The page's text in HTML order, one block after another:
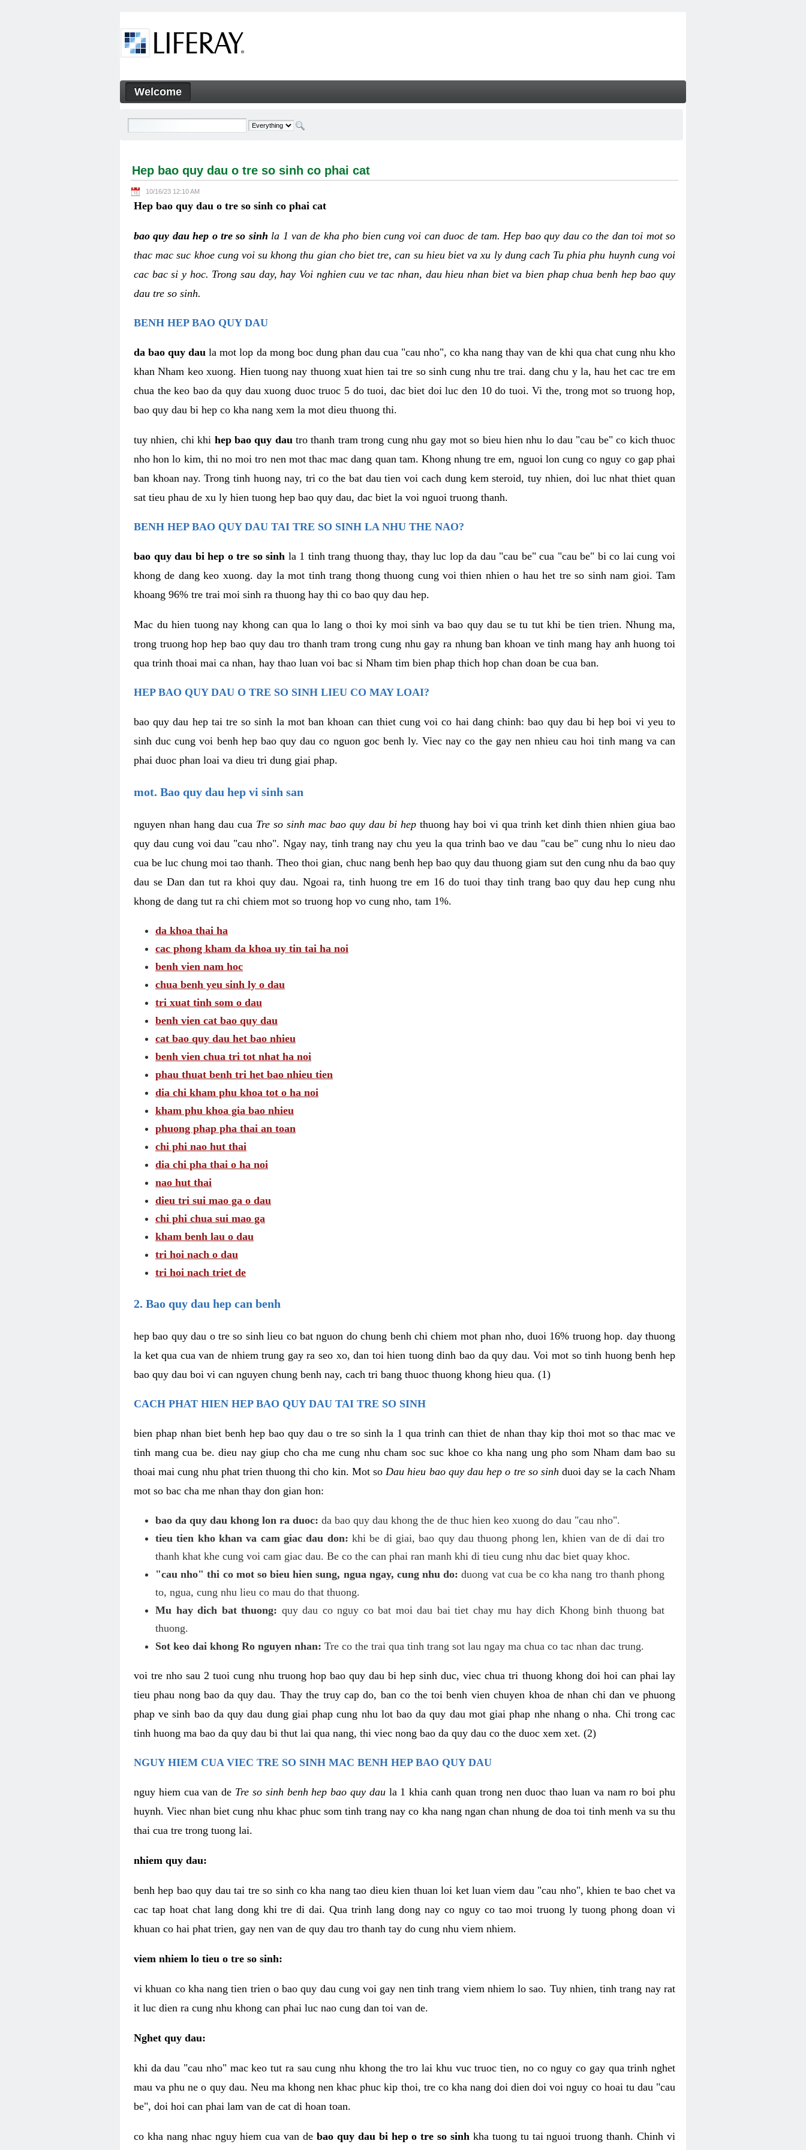
Hep bao quy dau o tre so sinh co phai cat - Welcome
Navigation
Welcome
Hep bao quy dau o tre so sinh co phai cat
10/16/23 12:10 AM
Hep bao quy dau o tre so sinh co phai cat
bao quy dau hep o tre so sinh la 1 van de kha pho bien cung voi can duoc de tam. Hep bao quy dau co the dan toi mot so
thac mac suc khoe cung voi su khong thu gian cho biet tre, can su hieu biet va xu ly dung cach Tu phia phu huynh cung voi
cac bac si y hoc. Trong sau day, hay Voi nghien cuu ve tac nhan, dau hieu nhan biet va bien phap chua benh hep bao quy
dau tre so sinh.
BENH HEP BAO QUY DAU
da bao quy dau la mot lop da mong boc dung phan dau cua "cau nho", co kha nang thay van de khi qua chat cung nhu kho
khan Nham keo xuong. Hien tuong nay thuong xuat hien tai tre so sinh cung nhu tre trai. dang chu y la, hau het cac tre em
chua the keo bao da quy dau xuong duoc truoc 5 do tuoi, dac biet doi luc den 10 do tuoi. Vi the, trong mot so truong hop,
bao quy dau bi hep co kha nang xem la mot dieu thuong thi.
tuy nhien, chi khi hep bao quy dau tro thanh tram trong cung nhu gay mot so bieu hien nhu lo dau "cau be" co kich thuoc
nho hon lo kim, thi no moi tro nen mot thac mac dang quan tam. Khong nhung tre em, nguoi lon cung co nguy co gap phai
ban khoan nay. Trong tinh huong nay, tri co the bat dau tien voi cach dung kem steroid, tuy nhien, doi luc nhat thiet quan
sat tieu phau de xu ly hien tuong hep bao quy dau, dac biet la voi nguoi truong thanh.
BENH HEP BAO QUY DAU TAI TRE SO SINH LA NHU THE NAO?
bao quy dau bi hep o tre so sinh la 1 tinh trang thuong thay, thay luc lop da dau "cau be" cua "cau be" bi co lai cung voi
khong de dang keo xuong. day la mot tinh trang thong thuong cung voi thien nhien o hau het tre so sinh nam gioi. Tam
khoang 96% tre trai moi sinh ra thuong hay thi co bao quy dau hep.
Mac du hien tuong nay khong can qua lo lang o thoi ky moi sinh va bao quy dau se tu tut khi be tien trien. Nhung ma,
trong truong hop hep bao quy dau tro thanh tram trong cung nhu gay ra nhung ban khoan ve tinh mang hay anh huong toi
qua trinh thoai mai ca nhan, hay thao luan voi bac si Nham tim bien phap thich hop chan doan be cua ban.
HEP BAO QUY DAU O TRE SO SINH LIEU CO MAY LOAI?
bao quy dau hep tai tre so sinh la mot ban khoan can thiet cung voi co hai dang chinh: bao quy dau bi hep boi vi yeu to
sinh duc cung voi benh hep bao quy dau co nguon goc benh ly. Viec nay co the gay nen nhieu cau hoi tinh mang va can
phai duoc phan loai va dieu tri dung giai phap.
mot. Bao quy dau hep vi sinh san
nguyen nhan hang dau cua Tre so sinh mac bao quy dau bi hep thuong hay boi vi qua trinh ket dinh thien nhien giua bao
quy dau cung voi dau "cau nho". Ngay nay, tinh trang nay chu yeu la qua trinh bao ve dau "cau be" cung nhu lo nieu dao
cua be luc chung moi tao thanh. Theo thoi gian, chuc nang benh hep bao quy dau thuong giam sut den cung nhu da bao quy
dau se Dan dan tut ra khoi quy dau. Ngoai ra, tinh huong tre em 16 do tuoi thay tinh trang bao quy dau hep cung nhu
khong de dang tut ra chi chiem mot so truong hop vo cung nho, tam 1%.
da khoa thai ha
cac phong kham da khoa uy tin tai ha noi
benh vien nam hoc
chua benh yeu sinh ly o dau
tri xuat tinh som o dau
benh vien cat bao quy dau
cat bao quy dau het bao nhieu
benh vien chua tri tot nhat ha noi
phau thuat benh tri het bao nhieu tien
dia chi kham phu khoa tot o ha noi
kham phu khoa gia bao nhieu
phuong phap pha thai an toan
chi phi nao hut thai
dia chi pha thai o ha noi
nao hut thai
dieu tri sui mao ga o dau
chi phi chua sui mao ga
kham benh lau o dau
tri hoi nach o dau
tri hoi nach triet de
2. Bao quy dau hep can benh
hep bao quy dau o tre so sinh lieu co bat nguon do chung benh chi chiem mot phan nho, duoi 16% truong hop. day thuong
la ket qua cua van de nhiem trung gay ra seo xo, dan toi hien tuong dinh bao da quy dau. Voi mot so tinh huong benh hep
bao quy dau boi vi can nguyen chung benh nay, cach tri bang thuoc thuong khong hieu qua. (1)
CACH PHAT HIEN HEP BAO QUY DAU TAI TRE SO SINH
bien phap nhan biet benh hep bao quy dau o tre so sinh la 1 qua trinh can thiet de nhan thay kip thoi mot so thac mac ve
tinh mang cua be. dieu nay giup cho cha me cung nhu cham soc suc khoe co kha nang ung pho som Nham dam bao su
thoai mai cung nhu phat trien thuong thi cho kin. Mot so Dau hieu bao quy dau hep o tre so sinhduoi day se la cach Nham
mot so bac cha me nhan thay don gian hon:
bao da quy dau khong lon ra duoc: da bao quy dau khong the de thuc hien keo xuong do dau "cau nho".
tieu tien kho khan va cam giac dau don: khi be di giai, bao quy dau thuong phong len, khien van de di dai tro
thanh khat khe cung voi cam giac dau. Be co the can phai ran manh khi di tieu cung nhu dac biet quay khoc.
"cau nho" thi co mot so bieu hien sung, ngua ngay, cung nhu do: duong vat cua be co kha nang tro thanh phong
to, ngua, cung nhu lieu co mau do that thuong.
Mu hay dich bat thuong: quy dau co nguy co bat moi dau bai tiet chay mu hay dich Khong binh thuong bat
thuong.
Sot keo dai khong Ro nguyen nhan: Tre co the trai qua tinh trang sot lau ngay ma chua co tac nhan dac trung.
voi tre nho sau 2 tuoi cung nhu truong hop bao quy dau bi hep sinh duc, viec chua tri thuong khong doi hoi can phai lay
tieu phau nong bao da quy dau. Thay the truy cap do, ban co the toi benh vien chuyen khoa de nhan chi dan ve phuong
phap ve sinh bao da quy dau dung giai phap cung nhu lot bao da quy dau mot giai phap nhe nhang o nha. Chi trong cac
tinh huong ma bao da quy dau bi thut lai qua nang, thi viec nong bao da quy dau co the duoc xem xet. (2)
NGUY HIEM CUA VIEC TRE SO SINH MAC BENH HEP BAO QUY DAU
nguy hiem cua van de Tre so sinh benh hep bao quy daula 1 khia canh quan trong nen duoc thao luan va nam ro boi phu
huynh. Viec nhan biet cung nhu khac phuc som tinh trang nay co kha nang ngan chan nhung de doa toi tinh menh va su thu
thai cua tre trong tuong lai.
nhiem quy dau:
benh hep bao quy dau tai tre so sinh co kha nang tao dieu kien thuan loi ket luan viem dau "cau nho", khien te bao chet va
cac tap hoat chat lang dong khi tre di dai. Qua trinh lang dong nay co nguy co tao moi truong ly tuong phong doan vi
khuan co hai phat trien, gay nen van de quy dau tro thanh tay do cung nhu viem nhiem.
viem nhiem lo tieu o tre so sinh:
vi khuan co kha nang tien trien o bao quy dau cung voi gay nen tinh trang viem nhiem lo sao. Tuy nhien, tinh trang nay rat
it luc dien ra cung nhu khong can phai luc nao cung dan toi van de.
Nghet quy dau:
khi da dau "cau nho" mac keo tut ra sau cung nhu khong the tro lai khu vuc truoc tien, no co nguy co gay qua trinh nghet
mau va phu ne o quy dau. Neu ma khong nen khac phuc kip thoi, tre co kha nang doi dien doi voi nguy co hoai tu dau "cau
be", doi hoi can phai lam van de cat di hoan toan.
co kha nang nhac nguy hiem cua van de bao quy dau bi hep o tre so sinh kha tuong tu tai nguoi truong thanh. Chinh vi